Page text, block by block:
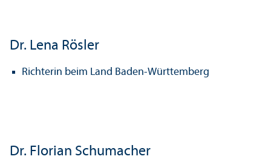
Dr. Lena Rösler
Richterin beim Land Baden-Württemberg
Dr. Florian Schumacher